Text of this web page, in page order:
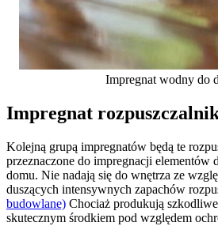
Impregnat wodny do
Impregnat
Kolejną grupą impregnatów będą te
przeznaczone do impregnacji elementów
domu. Nie nadają się do wnętrza ze
duszących intensywnych zapachów
budowlane) Chociaż produkują
skutecznym środkiem pod względem